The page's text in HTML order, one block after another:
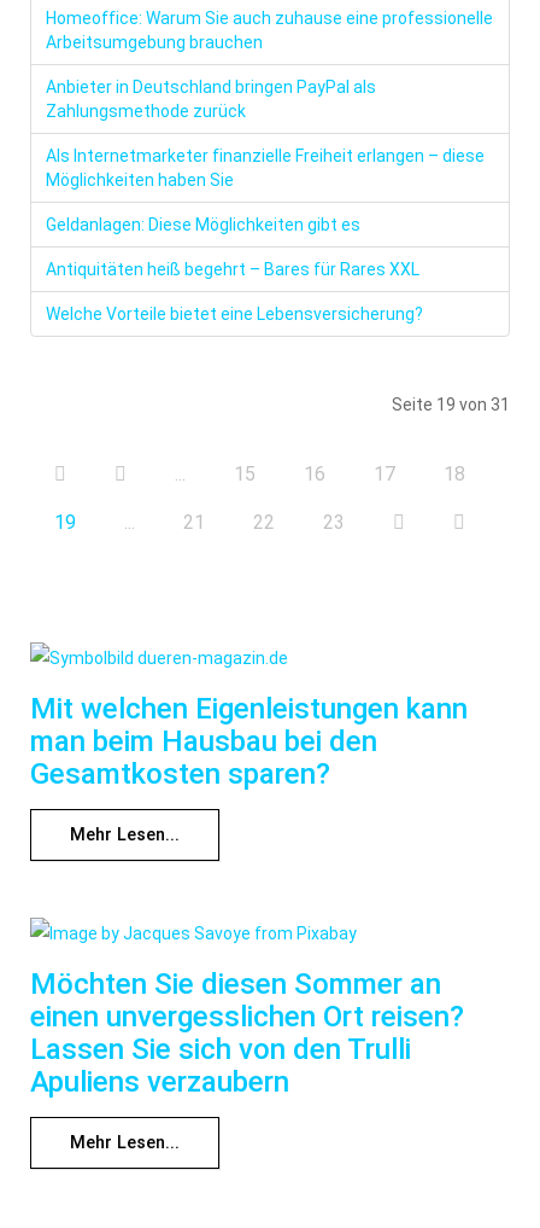
Homeoffice: Warum Sie auch zuhause eine professionelle
Arbeitsumgebung brauchen
Anbieter in Deutschland bringen PayPal als
Zahlungsmethode zurück
Als Internetmarketer finanzielle Freiheit erlangen – diese
Möglichkeiten haben Sie
Geldanlagen: Diese Möglichkeiten gibt es
Antiquitäten heiß begehrt – Bares für Rares XXL
Welche Vorteile bietet eine Lebensversicherung?
Seite 19 von 31
15 16 17 18
19 21 22 23
Mit welchen Eigenleistungen kann
man beim Hausbau bei den
Gesamtkosten sparen?
Mehr Lesen...
Möchten Sie diesen Sommer an
einen unvergesslichen Ort reisen?
Lassen Sie sich von den Trulli
Apuliens verzaubern
Mehr Lesen...